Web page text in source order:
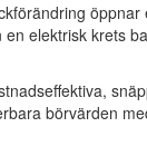
elektrisk krets
börvärden